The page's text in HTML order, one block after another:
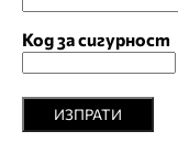
Код за сигурност
ИЗПРАТИ